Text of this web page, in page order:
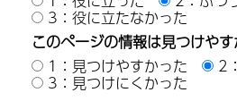
3：役に立たなかった
このページの情報は見つけや
1：見つけやすかった
2
3：見つけにくかった